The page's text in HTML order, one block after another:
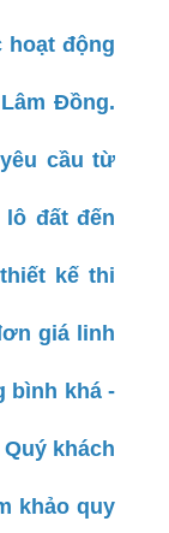
hoạt động
Đồng.
cầu từ
đất đến
kế thi
giá linh
bình khá -
khách
khảo quy